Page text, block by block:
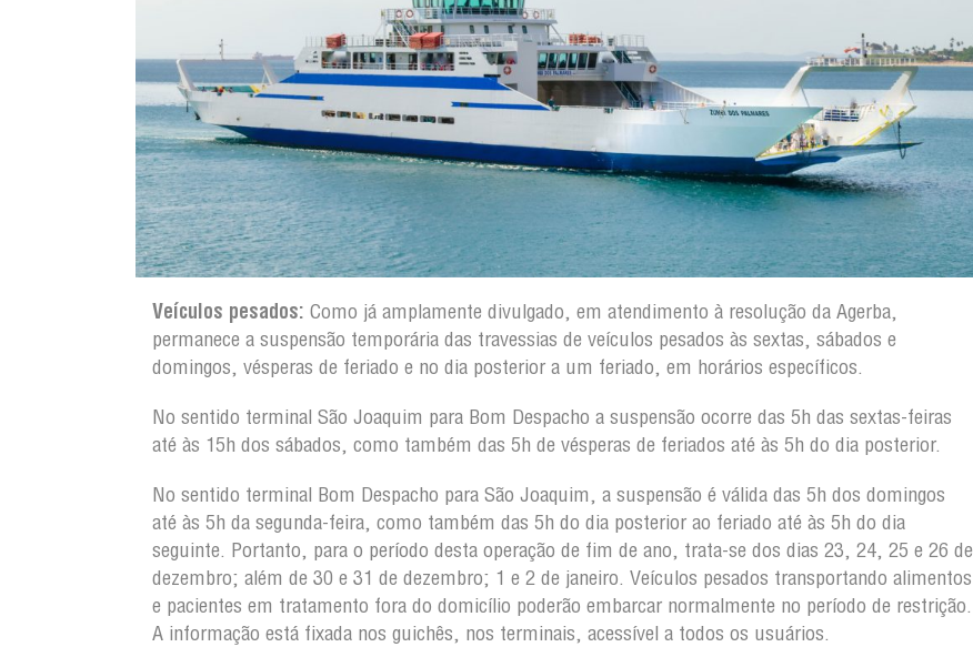
Veículos pesados: Como já amplamente divulgado, em atendimento à resolução da Agerba,
permanece a suspensão temporária das travessias de veículos pesados às sextas, sábados e
domingos, vésperas de feriado e no dia posterior a um feriado, em horários específicos.
No sentido terminal São Joaquim para Bom Despacho a suspensão ocorre das 5h das sextas-feiras
até às 15h dos sábados, como também das 5h de vésperas de feriados até às 5h do dia posterior.
No sentido terminal Bom Despacho para São Joaquim, a suspensão é válida das 5h dos domingos
até às 5h da segunda-feira, como também das 5h do dia posterior ao feriado até às 5h do dia
seguinte. Portanto, para o período desta operação de fim de ano, trata-se dos dias 23, 24, 25 e 26 de
dezembro; além de 30 e 31 de dezembro; 1 e 2 de janeiro. Veículos pesados transportando alimentos
e pacientes em tratamento fora do domicílio poderão embarcar normalmente no período de restrição.
A informação está fixada nos guichês, nos terminais, acessível a todos os usuários.